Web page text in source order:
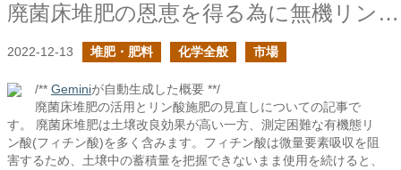
廃菌床堆肥の恩恵を得る為に無機リン酸の使用を見直す
2022-12-13 堆肥・肥料 化学全般 市場
/** Geminiが自動生成した概要 **/
廃菌床堆肥の活用とリン酸施肥の見直しについての記事で
す。 廃菌床堆肥は土壌改良効果が高い一方、測定困難な有機態リ
ン酸(フィチン酸)を多く含みます。フィチン酸は微量要素吸収を阻
害するため、土壌中の蓄積量を把握できないまま使用を続けると、